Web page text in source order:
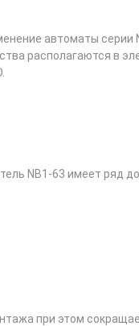
автоматы серии
располагаются в
NB1-63 имеет ряд
при этом